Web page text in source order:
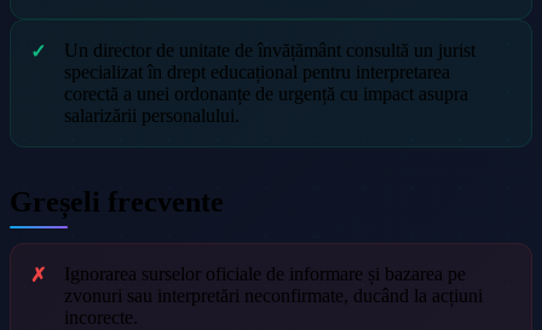
Un director de unitate de învățământ consultă un jurist
specializat în drept educațional pentru interpretarea
corectă a unei ordonanțe de urgență cu impact asupra
salarizării personalului.
Greșeli frecvente
Ignorarea surselor oficiale de informare și bazarea pe
zvonuri sau interpretări neconfirmate, ducând la acțiuni
incorecte.